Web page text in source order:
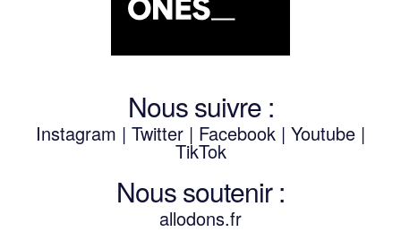
Nous suivre :
Instagram | Twitter | Facebook | Youtube |
TikTok
Nous soutenir :
allodons.fr